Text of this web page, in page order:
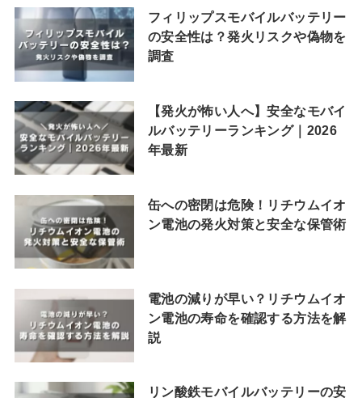
フィリップスモバイルバッテリー
の安全性は？発火リスクや偽物を
調査
【発火が怖い人へ】安全なモバイ
ルバッテリーランキング｜2026
年最新
缶への密閉は危険！リチウムイオ
ン電池の発火対策と安全な保管術
電池の減りが早い？リチウムイオ
ン電池の寿命を確認する方法を解
説
リン酸鉄モバイルバッテリーの安